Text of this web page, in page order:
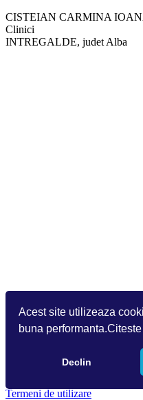
Acest site utilizeaza
buna
Declin
CISTEIAN CARMINA
Clinici
INTREGALDE, judet Alba
Termeni de utilizare